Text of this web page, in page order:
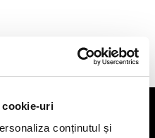
cookie-uri
conținutul și